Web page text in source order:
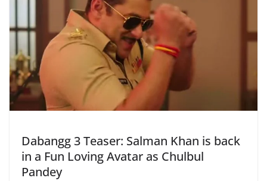
Dabangg 3 Teaser: Salman Khan is back
in a Fun Loving Avatar as Chulbul
Pandey